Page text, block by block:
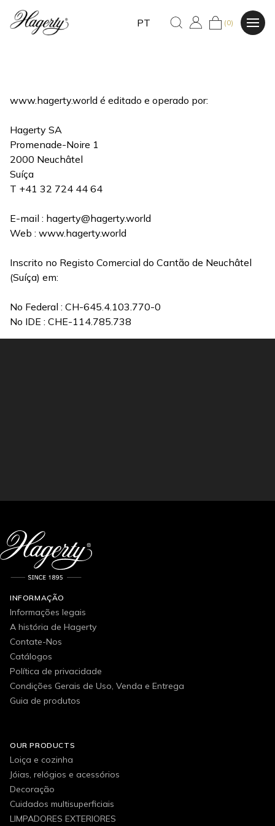
PT (0)
www.hagerty.world é editado e operado por:
Hagerty SA
Promenade-Noire 1
2000 Neuchâtel
Suíça
T +41 32 724 44 64
E-mail : hagerty@hagerty.world
Web : www.hagerty.world
Inscrito no Registo Comercial do Cantão de Neuchâtel
(Suíça) em:
No Federal : CH-645.4.103.770-0
No IDE : CHE-114.785.738
INFORMAÇÃO
Informações legais
A história de Hagerty
Contate-Nos
Catálogos
Política de privacidade
Condições Gerais de Uso, Venda e Entrega
Guia de produtos
OUR PRODUCTS
Loiça e cozinha
Jóias, relógios e acessórios
Decoração
Cuidados multisuperficiais
LIMPADORES EXTERIORES